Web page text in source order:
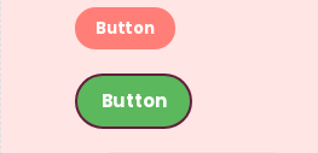
Button
Button